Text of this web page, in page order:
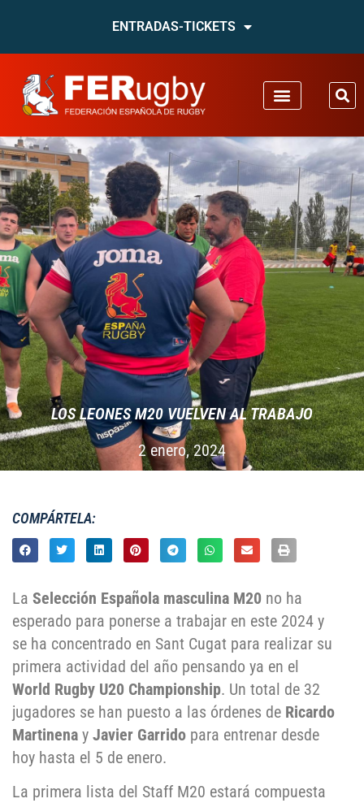
ENTRADAS-TICKETS
LOS LEONES M20 VUELVEN AL TRABAJO
2 enero, 2024
COMPÁRTELA:
La Selección Española masculina M20 no ha
esperado para ponerse a trabajar en este 2024 y
se ha concentrado en Sant Cugat para realizar su
primera actividad del año pensando ya en el
World Rugby U20 Championship. Un total de 32
jugadores se han puesto a las órdenes de Ricardo
Martinena y Javier Garrido para entrenar desde
hoy hasta el 5 de enero.
La primera lista del Staff M20 estará compuesta